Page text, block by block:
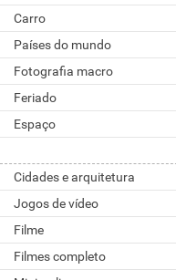
Carro
Países do mundo
Fotografia macro
Feriado
Espaço
Cidades e arquitetura
Jogos de vídeo
Filme
Filmes completo